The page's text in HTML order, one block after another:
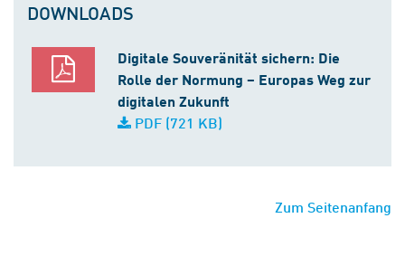
DOWNLOADS
Digitale Souveränität sichern: Die
Rolle der Normung – Europas Weg zur
digitalen Zukunft
PDF (721 KB)
Zum Seitenanfang